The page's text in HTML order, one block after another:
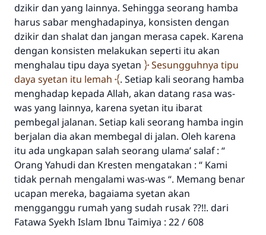
dzikir dan yang lainnya. Sehingga seorang hamba
harus sabar menghadapinya, konsisten dengan
dzikir dan shalat dan jangan merasa capek. Karena
dengan konsisten melakukan seperti itu akan
menghalau tipu daya syetan
Sesungguhnya tipu
daya syetan itu lemah
. Setiap kali seorang hamba
menghadap kepada Allah, akan datang rasa was-
was yang lainnya, karena syetan itu ibarat
pembegal jalanan. Setiap kali seorang hamba ingin
berjalan dia akan membegal di jalan. Oleh karena
itu ada ungkapan salah seorang ulama’ salaf : “
Orang Yahudi dan Kresten mengatakan : “ Kami
tidak pernah mengalami was-was “. Memang benar
ucapan mereka, bagaiama syetan akan
mengganggu rumah yang sudah rusak ??!!. dari
Fatawa Syekh Islam Ibnu Taimiya : 22 / 608